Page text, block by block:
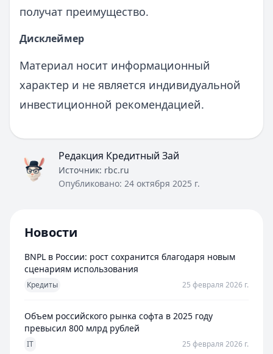
получат преимущество.
Дисклеймер
Материал носит информационный
характер и не является индивидуальной
инвестиционной рекомендацией.
Редакция Кредитный Зай
Источник: rbc.ru
Опубликовано: 24 октября 2025 г.
Новости
BNPL в России: рост сохранится благодаря новым
сценариям использования
Кредиты 25 февраля 2026 г.
Объем российского рынка софта в 2025 году
превысил 800 млрд рублей
IT 25 февраля 2026 г.